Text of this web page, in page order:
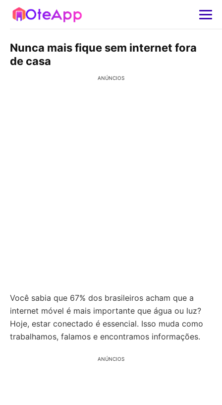
Nunca mais fique sem internet fora
de casa
ANÚNCIOS
Você sabia que 67% dos brasileiros acham que a
internet móvel é mais importante que água ou luz?
Hoje, estar conectado é essencial. Isso muda como
trabalhamos, falamos e encontramos informações.
ANÚNCIOS